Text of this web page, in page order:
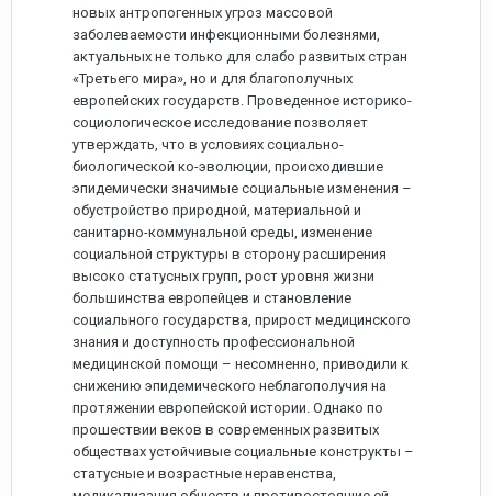
новых антропогенных угроз массовой
заболеваемости инфекционными болезнями,
актуальных не только для слабо развитых стран
«Третьего мира», но и для благополучных
европейских государств. Проведенное историко-
социологическое исследование позволяет
утверждать, что в условиях социально-
биологической ко-эволюции, происходившие
эпидемически значимые социальные изменения –
обустройство природной, материальной и
санитарно-коммунальной среды, изменение
социальной структуры в сторону расширения
высоко статусных групп, рост уровня жизни
большинства европейцев и становление
социального государства, прирост медицинского
знания и доступность профессиональной
медицинской помощи – несомненно, приводили к
снижению эпидемического неблагополучия на
протяжении европейской истории. Однако по
прошествии веков в современных развитых
обществах устойчивые социальные конструкты –
статусные и возрастные неравенства,